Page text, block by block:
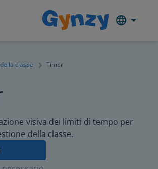
classe Timer
visiva dei limiti di tempo per
della classe.